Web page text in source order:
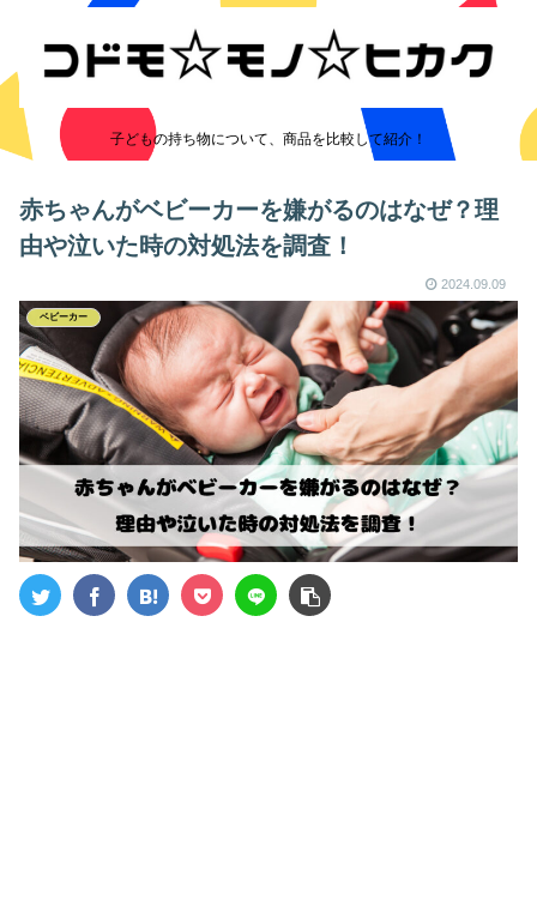
子どもの持ち物について、商品を比較して紹介！
赤ちゃんがベビーカーを嫌がるのはなぜ？理
由や泣いた時の対処法を調査！
2024.09.09
ベビーカー